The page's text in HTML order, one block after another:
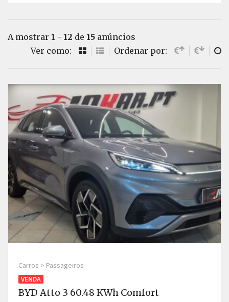
A mostrar 1 - 12 de 15 anúncios
Ver como:
Ordenar por:
Carros > Passageiros
VENDA
BYD Atto 3 60.48 KWh Comfort